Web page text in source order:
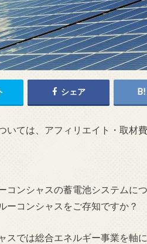
シェア
いては、アフィリエイト・取材
コンシャスの蓄電池システムに
ーコンシャスをご存知ですか？
スでは総合エネルギー事業を軸